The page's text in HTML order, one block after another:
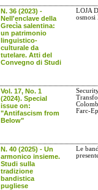
N. 36 (2023) -
Nell'enclave della
Grecìa salentina:
un patrimonio
linguistico-
culturale da
tutelare. Atti del
Convegno di Studi
LOJA
osmosi
Vol. 17, No. 1
(2024). Special
issue on:
"Antifascism from
Below"
Farc-
N. 40 (2025) - Un
armonico insieme.
Studi sulla
tradizione
bandistica
pugliese
Le